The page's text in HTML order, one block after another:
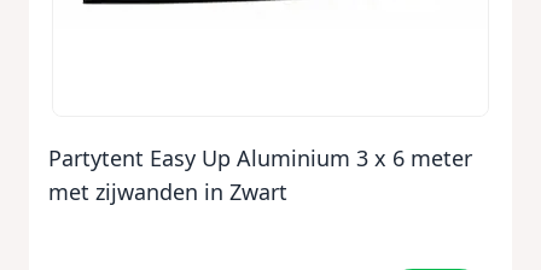
Partytent Easy Up Aluminium 3 x 6 meter
met zijwanden in Zwart